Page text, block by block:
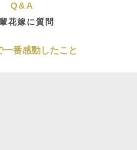
Q&A
花嫁に質問
一番感動したこと